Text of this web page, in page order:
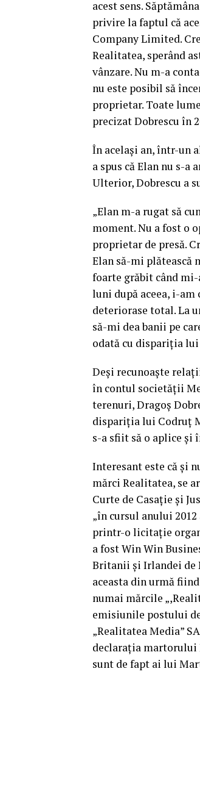
acest sens.
privire la faptul că
Company Limited.
Realitatea, sperând
vânzare. Nu m-a
nu este posibil să
proprietar. Toate
precizat Dobrescu în
În același an, într-un
a spus că Elan nu s-a
Ulterior, Dobrescu a
„Elan m-a rugat să
moment. Nu a fost o
proprietar de presă.
Elan să-mi plătească
foarte grăbit când mi-
luni după aceea, i-
deteriorase total. La
să-mi dea banii pe
odată cu dispariția lui
Deși recunoaște
în contul societății
terenuri, Dragoș
dispariția lui Codruț
s-a sfiit să o aplice și
Interesant este că și
mărci Realitatea, se
Curte de Casație și
„în cursul anului
printr-o licitație
a fost Win Win
Britanii și Irlandei de
aceasta din urmă
numai mărcile
emisiunile postului
„Realitatea Media”
declarația martorului
sunt de fapt ai lui